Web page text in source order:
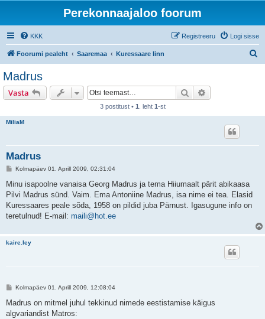
Perekonnaajaloo foorum
KKK Logi sisse
Registreeru
Foorumi pealeht Saaremaa Kuressaare linn
Madrus
Vasta Otsi
3 postitust • 1 . leht 1-st
MiliaM
Madrus
P
s
i
t
s
Kolmapäev 01. Aprill 2009, 02:31:04
Minu isapoolne vanaisa Georg Madrus ja tema Hiiumaalt pärit abikaasa
Pilvi Madrus sünd. Vaim. Ema Antoniine Madrus, isa nime ei tea. Elasid
Kuressaares peale sõda, 1958 on pildid juba Pärnust. Igasugune info on
teretulnud! E-mail: maili@hot.ee
kaire.ley
P
s
i
Kolmapäev 01. Aprill 2009, 12:08:04
Madrus on mitmel juhul tekkinud nimede eestistamise käigus
algvariandist Matros: